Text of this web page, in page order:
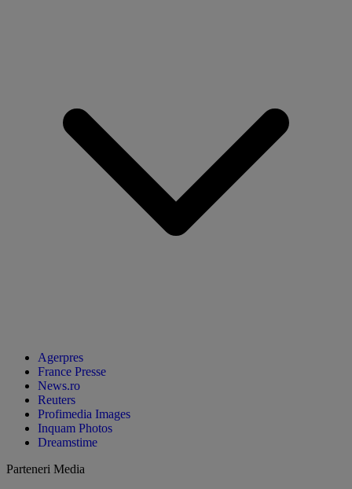
Agerpres
France Presse
News.ro
Reuters
Profimedia Images
Inquam Photos
Dreamstime
Parteneri Media